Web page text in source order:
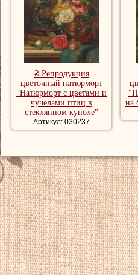
₴ Репродукция
цветочный натюрморт
"Натюрморт с цветами и
чучелами птиц в
стеклянном куполе"
Артикул: 030237
на